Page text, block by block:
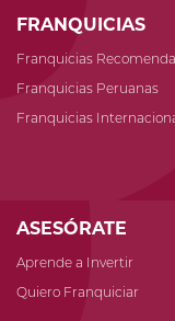
FRANQUICIAS
Franquicias
Franquicias Peruanas
Franquicias
ASESÓRATE
Aprende a Invertir
Quiero Franquiciar